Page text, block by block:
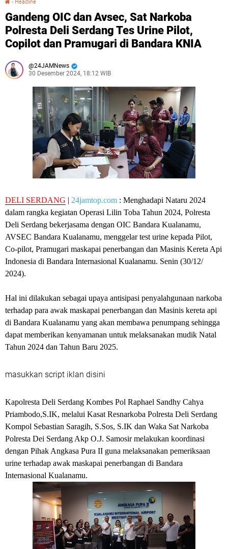
› Headline
Gandeng OIC dan Avsec, Sat Narkoba
Polresta Deli Serdang Tes Urine Pilot,
Copilot dan Pramugari di Bandara KNIA
24JAMNews
30 Desember 2024, 18:12 WIB
DELI SERDANG | 24jamtop.com : Menghadapi Nataru 2024
dalam rangka kegiatan Operasi Lilin Toba Tahun 2024, Polresta
Deli Serdang bekerjasama dengan OIC Bandara Kualanamu,
AVSEC Bandara Kualanamu, menggelar test urine kepada Pilot,
Co-pilot, Pramugari maskapai penerbangan dan Masinis Kereta Api
Indonesia di Bandara Internasional Kualanamu. Senin (30/12/
2024).
Hal ini dilakukan sebagai upaya antisipasi penyalahgunaan narkoba
terhadap para awak maskapai penerbangan dan Masinis kereta api
di Bandara Kualanamu yang akan membawa penumpang sehingga
dapat memberikan kenyamanan untuk melaksanakan mudik Natal
Tahun 2024 dan Tahun Baru 2025.
masukkan script iklan disini
Kapolresta Deli Serdang Kombes Pol Raphael Sandhy Cahya
Priambodo,S.IK, melalui Kasat Resnarkoba Polresta Deli Serdang
Kompol Sebastian Saragih, S.Sos, S.IK dan Waka Sat Narkoba
Polresta Dei Serdang Akp O.J. Samosir melakukan koordinasi
dengan Pihak Angkasa Pura II guna melaksanakan pemeriksaan
urine terhadap awak maskapai penerbangan di Bandara
Internasional Kualanamu.